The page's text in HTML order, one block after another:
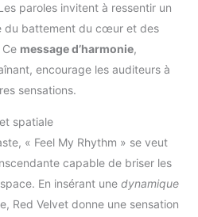
paroles invitent à ressentir un
du battement du cœur et des
message d’harmonie,
encourage les auditeurs à
sensations.
spatiale
« Feel My Rhythm » se veut
capable de briser les
En insérant une dynamique
Red Velvet donne une sensation